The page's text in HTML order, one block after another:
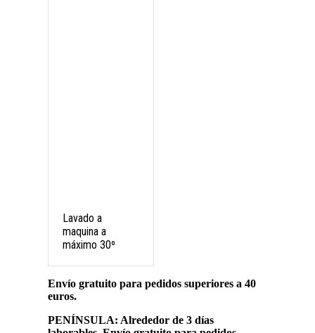
Lavado a
maquina a
máximo 30º
Envío gratuito para pedidos superiores a 40
euros.
PENÍNSULA: Alrededor de 3 días